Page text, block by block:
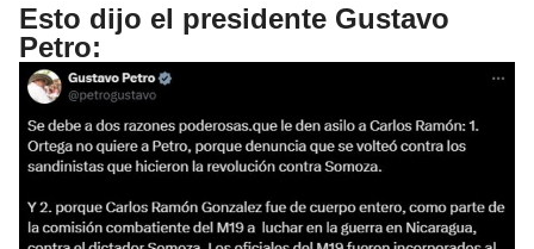
Esto dijo el presidente Gustavo
Petro: